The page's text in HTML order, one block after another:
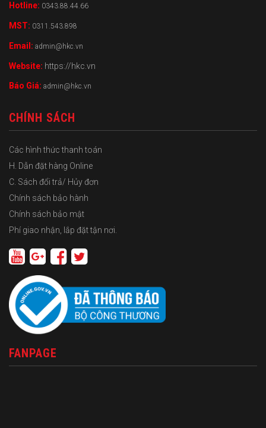
Hotline: 0343.88.44.66
MST: 0311.543.898
Email: admin@hkc.vn
Website: https://hkc.vn
Báo Giá: admin@hkc.vn
CHÍNH SÁCH
Các hình thức thanh toán
H. Dẫn đặt hàng Online
C. Sách đổi trả/ Hủy đơn
Chính sách bảo hành
Chính sách bảo mật
Phí giao nhận, lắp đặt tận nơi.
FANPAGE